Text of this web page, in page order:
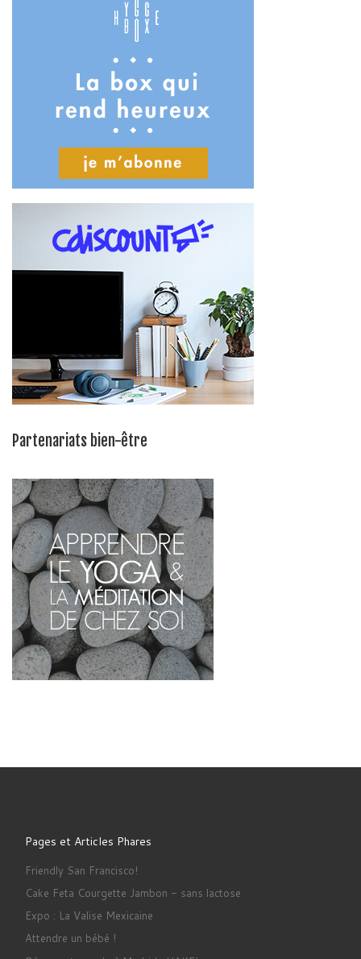
Partenariats bien-être
Pages et Articles Phares
Friendly San Francisco!
Cake Feta Courgette Jambon - sans lactose
Expo : La Valise Mexicaine
Attendre un bébé !